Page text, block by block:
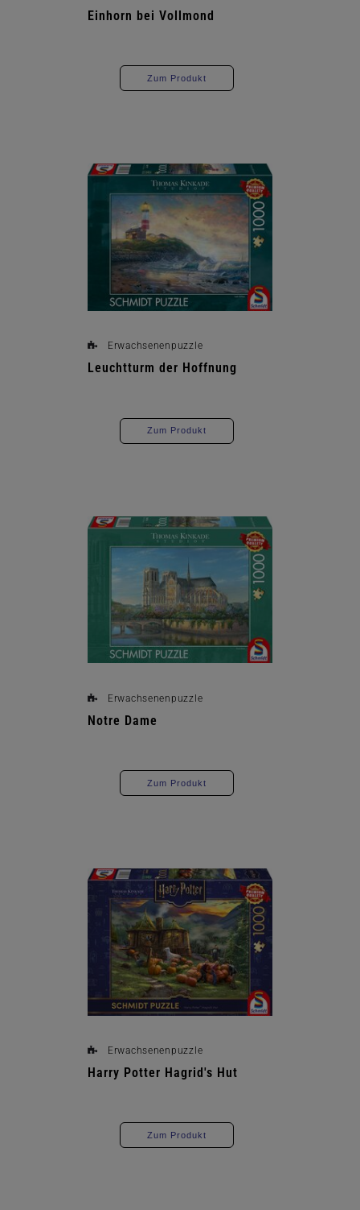
Einhorn bei Vollmond
Zum Produkt
Erwachsenenpuzzle
Leuchtturm der Hoffnung
Zum Produkt
Erwachsenenpuzzle
Notre Dame
Zum Produkt
Erwachsenenpuzzle
Harry Potter Hagrid's Hut
Zum Produkt